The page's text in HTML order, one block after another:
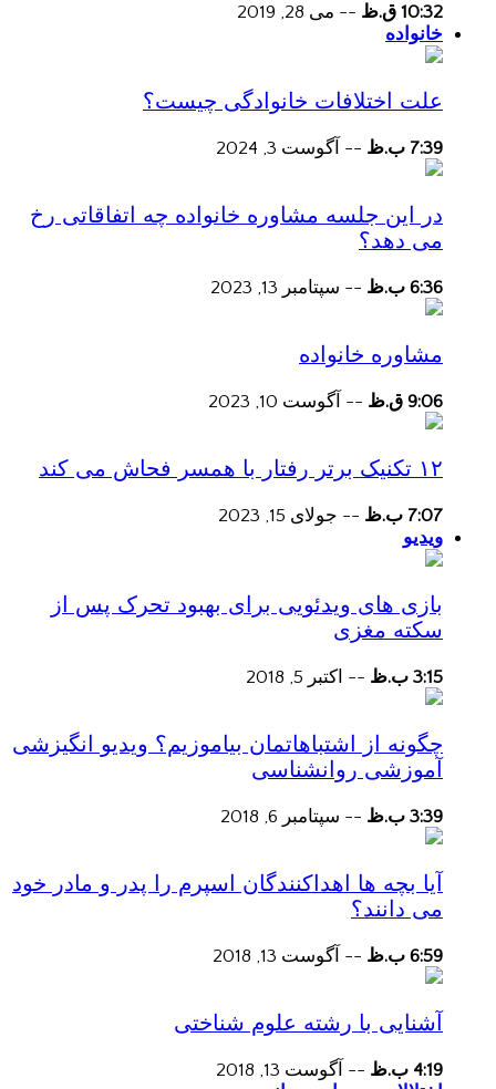
10:32 ق.ظ -- می 28, 2019
خانواده
علت اختلافات خانوادگی چیست؟
7:39 ب.ظ -- آگوست 3, 2024
در این جلسه مشاوره خانواده چه اتفاقاتی رخ
می دهد؟
6:36 ب.ظ -- سپتامبر 13, 2023
مشاوره خانواده
9:06 ق.ظ -- آگوست 10, 2023
۱۲ تکنیک برتر رفتار با همسر فحاش می کند
7:07 ب.ظ -- جولای 15, 2023
ویدیو
بازی های ویدئویی برای بهبود تحرک پس از
سکته مغزی
3:15 ب.ظ -- اکتبر 5, 2018
چگونه از اشتباهاتمان بیاموزیم؟ ویدیو انگیزشی
آموزشی روانشناسی
3:39 ب.ظ -- سپتامبر 6, 2018
آیا بچه ها اهداکنندگان اسپرم را پدر و مادر خود
می دانند؟
6:59 ب.ظ -- آگوست 13, 2018
آشنایی با رشته علوم شناختی
4:19 ب.ظ -- آگوست 13, 2018